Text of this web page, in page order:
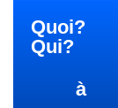
Quoi?
Qui?
à